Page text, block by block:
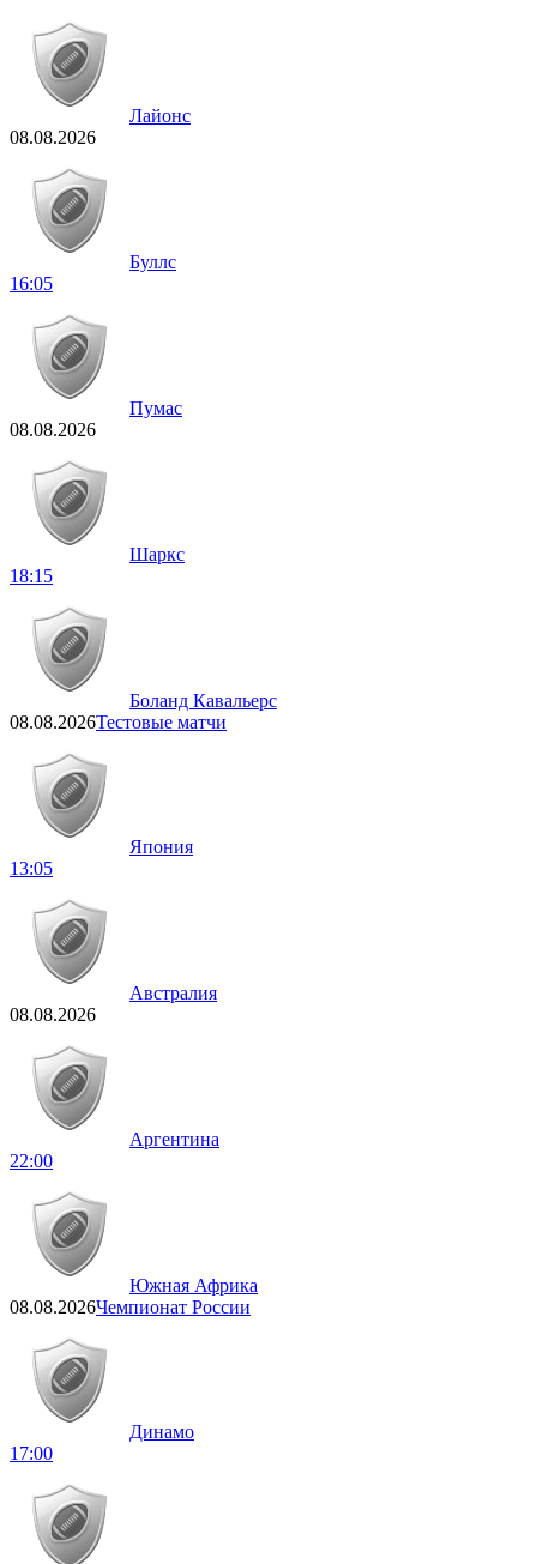
Лайонс
08.08.2026
Буллс
16:05
Пумас
08.08.2026
Шаркс
18:15
Боланд Кавальерс
08.08.2026Тестовые матчи
Япония
13:05
Австралия
08.08.2026
Аргентина
22:00
Южная Африка
08.08.2026Чемпионат России
Динамо
17:00